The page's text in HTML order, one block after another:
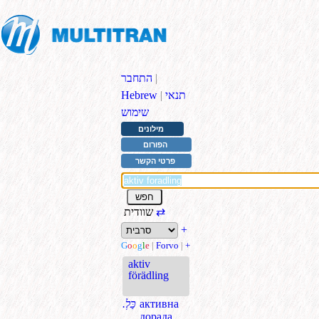
התחבר |
Hebrew | תנאי
שימוש
מילונים
הפורום
פרטי הקשר
שוודית⇄
+
Google | Forvo | +
aktiv
förädling
.כַּלְ активна
дорада